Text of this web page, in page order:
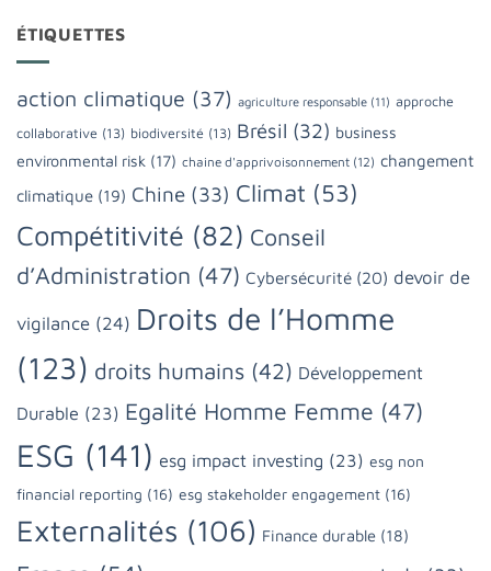
ÉTIQUETTES
action climatique (37) agriculture responsable (11) approche
collaborative (13) biodiversité (13) Brésil (32) business
environmental risk (17) chaine d'apprivoisonnement (12) changement
climatique (19) Chine (33) Climat (53)
Compétitivité (82) Conseil
d’Administration (47) Cybersécurité (20) devoir de
vigilance (24) Droits de l’Homme
(123) droits humains (42) Développement
Durable (23) Egalité Homme Femme (47)
ESG (141) esg impact investing (23) esg non
financial reporting (16) esg stakeholder engagement (16)
Externalités (106) Finance durable (18)